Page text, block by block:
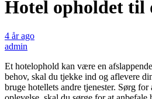
Hotel opholdet til
4 år ago
admin
Et hotelophold kan være en
behov, skal du tjekke ind og aflevere
bruge hotellets andre tjenester. Sørg